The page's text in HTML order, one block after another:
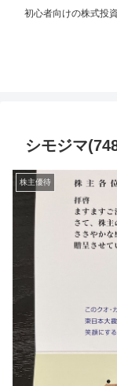
初心者向けの株式投
シモジマ
株主優待